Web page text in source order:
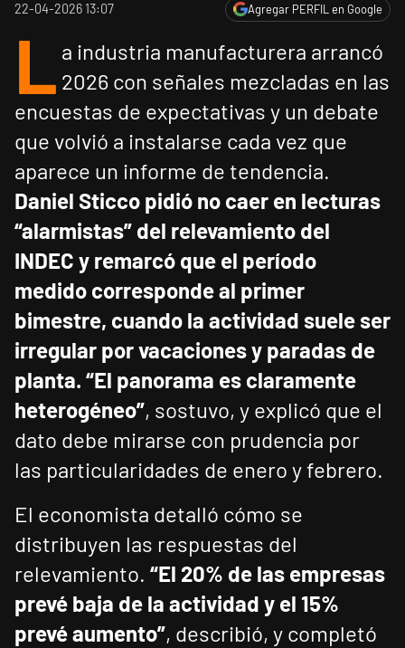
22-04-2026 13:07 Agregar PERFIL en Google
L a industria manufacturera arrancó
2026 con señales mezcladas en las
encuestas de expectativas y un debate
que volvió a instalarse cada vez que
aparece un informe de tendencia.
Daniel Sticco pidió no caer en lecturas
“alarmistas” del relevamiento del
INDEC y remarcó que el período
medido corresponde al primer
bimestre, cuando la actividad suele ser
irregular por vacaciones y paradas de
planta. “El panorama es claramente
heterogéneo”, sostuvo, y explicó que el
dato debe mirarse con prudencia por
las particularidades de enero y febrero.
El economista detalló cómo se
distribuyen las respuestas del
relevamiento. “El 20% de las empresas
prevé baja de la actividad y el 15%
prevé aumento”, describió, y completó